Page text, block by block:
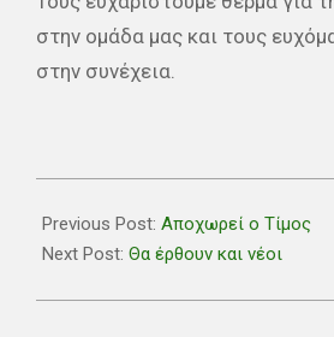
στην ομάδα μας και τους
στην συνέχεια.
06-
22
Previous Post: Αποχωρεί ο Τίμος
Next Post: Θα έρθουν και νέοι